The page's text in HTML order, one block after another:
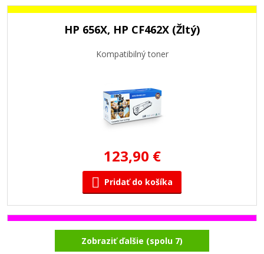
HP 656X, HP CF462X (Žltý)
Kompatibilný toner
123,90 €
Pridať do košíka
HP 656X, HP CF463X (Purpurový)
Zobraziť ďalšie (spolu 7)